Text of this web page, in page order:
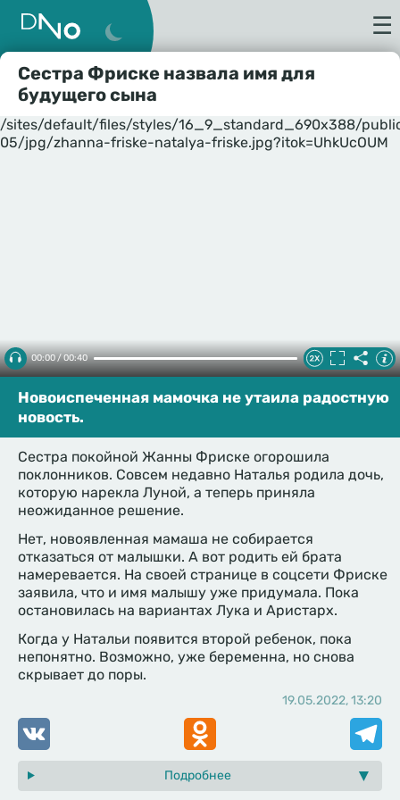
☰
Сестра Фриске назвала имя для
будущего сына
/sites/default/files/styles/16_9_standard_690x388/
05/jpg/zhanna-friske-natalya-friske.jpg?itok=UhkUcOUM
00:00 / 00:40
Новоиспеченная мамочка не утаила радостную
новость.
Сестра покойной Жанны Фриске огорошила
поклонников. Совсем недавно Наталья родила дочь,
которую нарекла Луной, а теперь приняла
неожиданное решение.
Нет, новоявленная мамаша не собирается
отказаться от малышки. А вот родить ей брата
намеревается. На своей странице в соцсети Фриске
заявила, что и имя малышу уже придумала. Пока
остановилась на вариантах Лука и Аристарх.
Когда у Натальи появится второй ребенок, пока
непонятно. Возможно, уже беременна, но снова
скрывает до поры.
19.05.2022, 13:20
VK Odnoklassniki
Подробнее